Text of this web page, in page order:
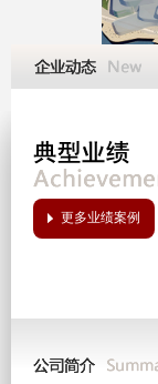
更多业绩案例